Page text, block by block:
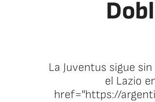
La Juventus sigue
el Lazio
href="https://